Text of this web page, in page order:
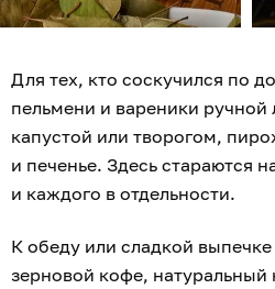
Для тех, кто соскучился по
пельмени и вареники
капустой или творогом,
и печенье. Здесь стараются
и каждого в отдельности.
К обеду или сладкой
зерновой кофе, натуральный